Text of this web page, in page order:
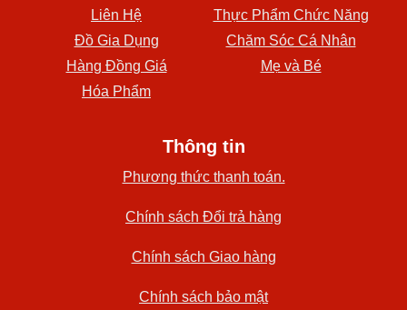
Liên Hệ
Thực Phẩm Chức Năng
Đồ Gia Dụng
Chăm Sóc Cá Nhân
Hàng Đồng Giá
Mẹ và Bé
Hóa Phẩm
Thông tin
Phương thức thanh toán.
Chính sách Đổi trả hàng
Chính sách Giao hàng
Chính sách bảo mật